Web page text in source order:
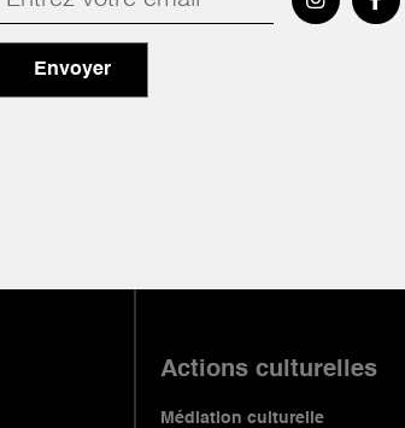
Envoyer
Actions culturelles
Médiation culturelle